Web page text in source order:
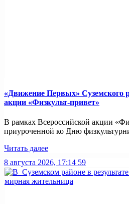
«Движение Первых» Суземского
акции «Физкульт-привет»
В рамках Всероссийской акции
приуроченной ко Дню
Читать далее
8 августа 2026, 17:14 59